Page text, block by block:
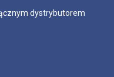
dystrybutorem